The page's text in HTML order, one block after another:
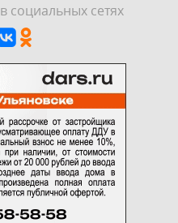
социальных сетях